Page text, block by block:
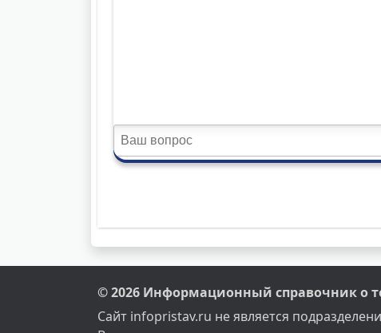
© 2026 Информационный справочник о
Сайт infopristav.ru не является